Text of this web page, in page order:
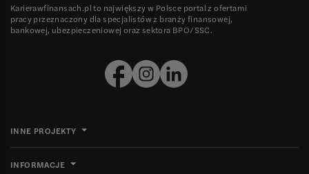
Karierawfinansach.pl to największy w Polsce portal z ofertami
pracy przeznaczony dla specjalistów z branży finansowej,
bankowej, ubezpieczeniowej oraz sektora BPO/SSC.
INNE PROJEKTY
INFORMACJE